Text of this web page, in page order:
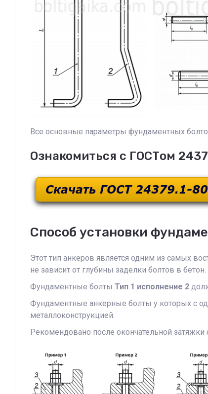
Все основные параметры фундаментных
Ознакомиться с ГОСТом
Способ установки
Этот тип анкеров является одним из самых
не зависит от глубины заделки болтов в бетон.
Фундаментные болты Тип 1 исполнение 2
Фундаментные анкерные болты у которых с
металлоконструкцией.
Рекомендовано после окончательной